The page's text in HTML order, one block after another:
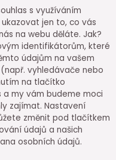
s využíváním
jen to, co vás
na webu děláte. Jak?
identifikátorům, které
údajům na vašem
vyhledávače nebo
na tlačítko
a my vám budeme moci
zajímat. Nastavení
změnit pod tlačítkem
údajů a našich
osobních údajů.